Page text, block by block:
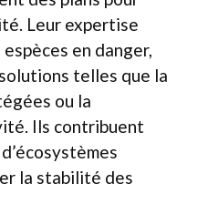
Leur expertise
en danger,
telles que la
ou la
Ils contribuent
la stabilité des